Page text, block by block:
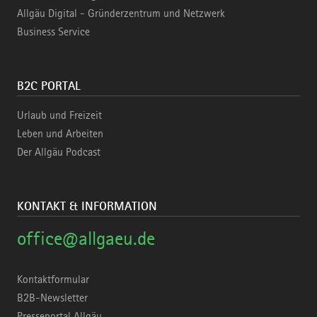
Allgäu Digital - Gründerzentrum und Netzwerk
Business Service
B2C PORTAL
Urlaub und Freizeit
Leben und Arbeiten
Der Allgäu Podcast
KONTAKT & INFORMATION
office@allgaeu.de
Kontaktformular
B2B-Newsletter